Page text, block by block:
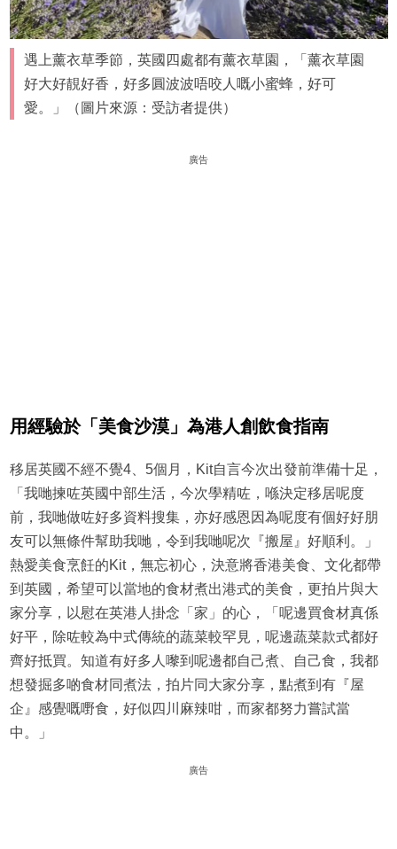
遇上薰衣草季節，英國四處都有薰衣草園，「薰衣草園
好大好靚好香，好多圓波波唔咬人嘅小蜜蜂，好可
愛。」（圖片來源：受訪者提供）
廣告
用經驗於「美食沙漠」為港人創飲食指南
移居英國不經不覺4、5個月，Kit自言今次出發前準備十足，
「我哋揀咗英國中部生活，今次學精咗，喺決定移居呢度
前，我哋做咗好多資料搜集，亦好感恩因為呢度有個好好朋
友可以無條件幫助我哋，令到我哋呢次『搬屋』好順利。」
熱愛美食烹飪的Kit，無忘初心，決意將香港美食、文化都帶
到英國，希望可以當地的食材煮出港式的美食，更拍片與大
家分享，以慰在英港人掛念「家」的心，「呢邊買食材真係
好平，除咗較為中式傳統的蔬菜較罕見，呢邊蔬菜款式都好
齊好抵買。知道有好多人嚟到呢邊都自己煮、自己食，我都
想發掘多啲食材同煮法，拍片同大家分享，點煮到有『屋
企』感覺嘅嘢食，好似四川麻辣咁，而家都努力嘗試當
中。」
廣告